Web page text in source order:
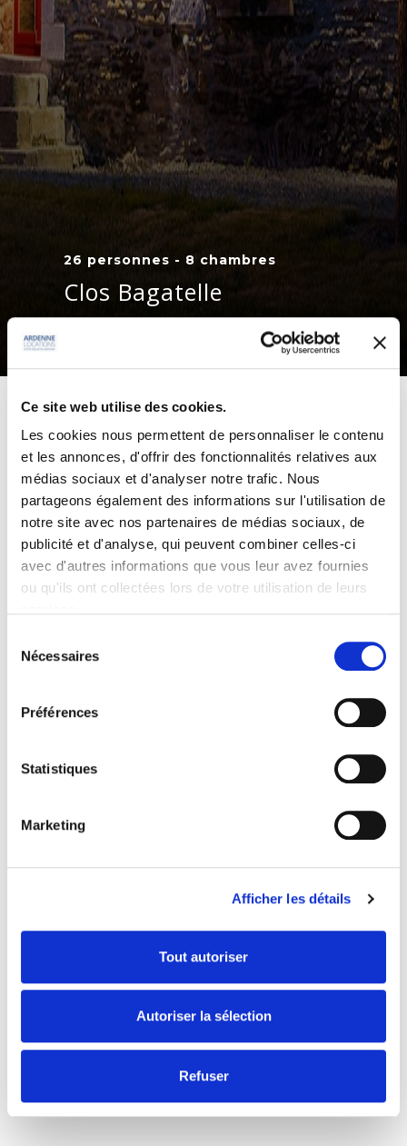
Ce site web utilise des cookies.
Les cookies nous permettent de personnaliser le contenu
et les annonces, d'offrir des fonctionnalités relatives aux
médias sociaux et d'analyser notre trafic. Nous
partageons également des informations sur l'utilisation de
notre site avec nos partenaires de médias sociaux, de
publicité et d'analyse, qui peuvent combiner celles-ci
avec d'autres informations que vous leur avez fournies
ou qu'ils ont collectées lors de votre utilisation de leurs
Nécessaires
Préférences
Statistiques
Marketing
Afficher les détails
Tout autoriser
Autoriser la sélection
Refuser
26 personnes - 8 chambres
Clos Bagatelle
Maisons de vacances et
chalets en Ardenne
Ardenne Locations propose2 villas et 3
chalets
pouvant accueillir les familles
groupesde vacanciers allant de 4 à 41
en Ardenne
offrent tout le confort
agréable dans une région privilégiée par
les amoureux de nature, de randonnées
Groupes d'amis ou famille XXL ? Notre
plus grande villa accueille jusqu'à
41 personnes